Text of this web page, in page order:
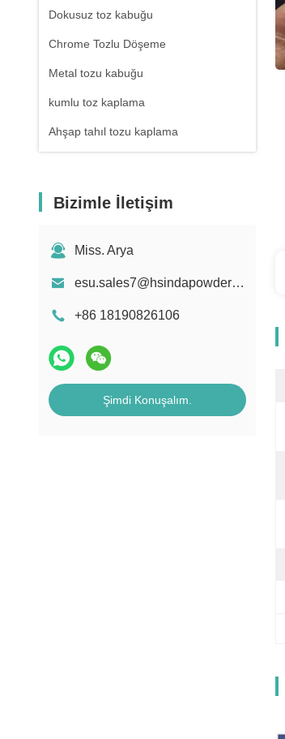
Dokusuz toz kabuğu
Chrome Tozlu Döşeme
Metal tozu kabuğu
kumlu toz kaplama
Ahşap tahıl tozu kaplama
Bizimle İletişim
Miss. Arya
esu.sales7@hsindapowdercoating.com
+86 18190826106
Şimdi Konuşalım.